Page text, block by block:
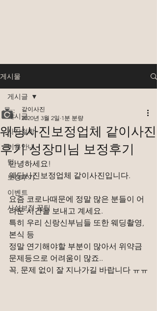
게시물
게시글
사진철학
이용안내
팁
보정후기
이벤트
사설보정 꿀팁
게시글
웨딩사진보정업체 같이사진
후기 성장미님 보정후기
같이사진
2020년 3월 2일 1분 분량
안녕하세요!
웨딩사진보정업체 같이사진입니다.
요즘 코로나때문에 정말 많은 분들이 어
려운 시간을 보내고 계세요.
특히 우리 신랑신부님들 또한 웨딩촬영,
본식 등
정말 연기해야할 부분이 많아서 위약금
문제등으로 어려움이 많죠..
꼭, 문제 없이 잘 지나가길 바랍니다 ㅠㅠ